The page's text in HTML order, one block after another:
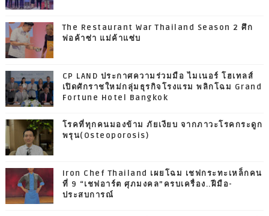
The Restaurant War Thailand Season 2 ศึก
พ่อค้าซ่า แม่ค้าแซ่บ
CP LAND ประกาศความร่วมมือ ไมเนอร์ โฮเทลส์
เปิดศักราชใหม่กลุ่มธุรกิจโรงแรม พลิกโฉม Grand
Fortune Hotel Bangkok
โรคที่ทุกคนมองข้าม ภัยเงียบ จากภาวะโรคกระดูก
พรุน(Osteoporosis)
Iron Chef Thailand เผยโฉม เชฟกระทะเหล็กคน
ที่ 9 “เชฟอาร์ต ศุภมงคล”ครบเครื่อง..ฝีมือ-
ประสบการณ์